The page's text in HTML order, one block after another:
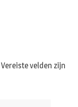
Vereiste velden zijn